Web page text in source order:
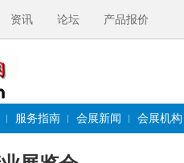
资讯 论坛 产品报价
服务指南 会展新闻 会展机构